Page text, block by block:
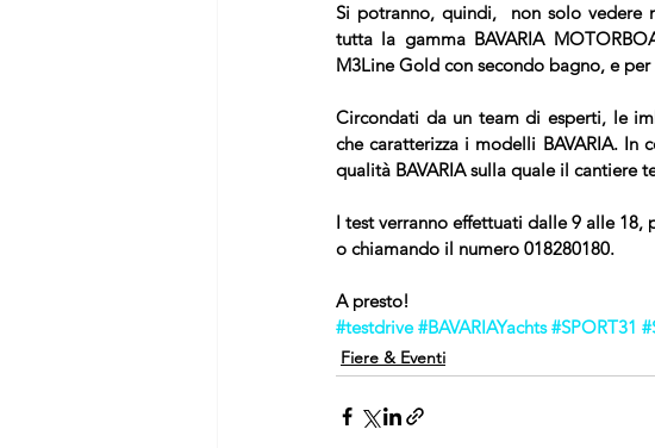
Si potranno, quindi,  non solo vedere
tutta la gamma BAVARIA
M3Line Gold con secondo bagno, e
Circondati da un team di esperti, le
che caratterizza i modelli BAVARIA. In
qualità BAVARIA sulla quale il cantiere
I test verranno effettuati dalle 9 alle
o chiamando il numero 018280180.
A presto!
#testdrive #BAVARIAYachts #SPORT31
Fiere & Eventi